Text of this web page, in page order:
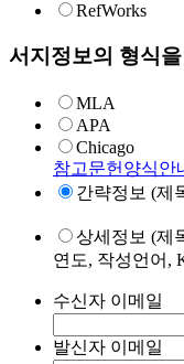
RefWorks
서지정보의 형식
MLA
APA
Chicago
참고문헌양식안
간략정보 (제
상세정보 (제
연도, 작성언어,
수신자 이메일
발신자 이메일